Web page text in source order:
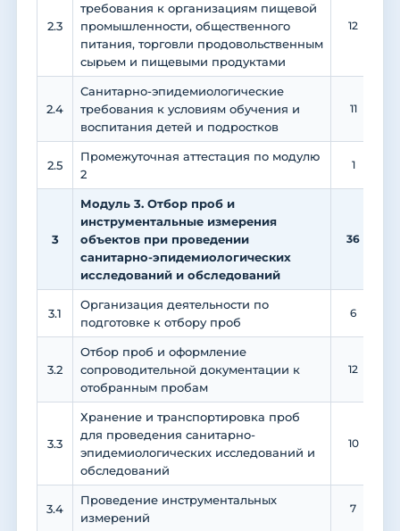
2.3
требования к организациям пищевой
промышленности, общественного
питания, торговли продовольственным
сырьем и пищевыми продуктами
12
2.4
Санитарно-эпидемиологические
требования к условиям обучения и
воспитания детей и подростков
11
2.5
Промежуточная аттестация по модулю
2
1
3
Модуль 3. Отбор проб и
инструментальные измерения
объектов при проведении
санитарно-эпидемиологических
исследований и обследований
36
3.1
Организация деятельности по
подготовке к отбору проб
6
3.2
Отбор проб и оформление
сопроводительной документации к
отобранным пробам
12
3.3
Хранение и транспортировка проб
для проведения санитарно-
эпидемиологических исследований и
обследований
10
3.4
Проведение инструментальных
измерений
7